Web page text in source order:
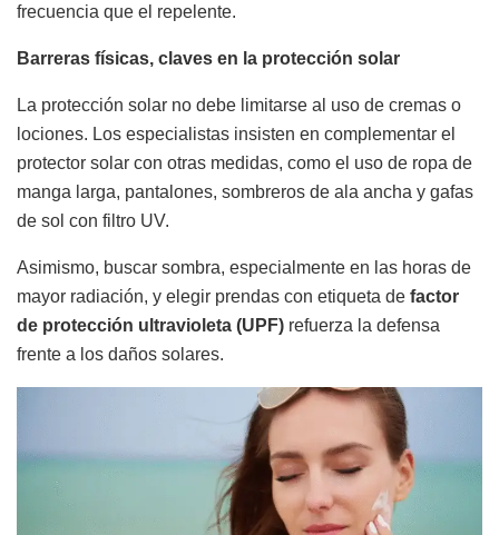
frecuencia que el repelente.
Barreras físicas, claves en la protección solar
La protección solar no debe limitarse al uso de cremas o
lociones. Los especialistas insisten en complementar el
protector solar con otras medidas, como el uso de ropa de
manga larga, pantalones, sombreros de ala ancha y gafas
de sol con filtro UV.
Asimismo, buscar sombra, especialmente en las horas de
mayor radiación, y elegir prendas con etiqueta de factor
de protección ultravioleta (UPF) refuerza la defensa
frente a los daños solares.